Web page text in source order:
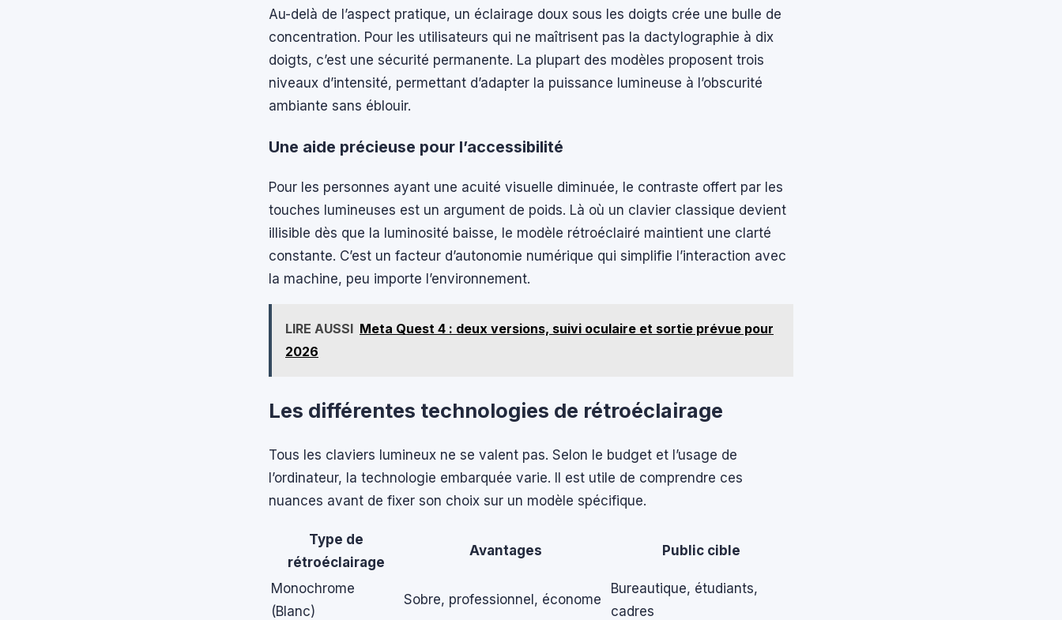
Au-delà de l’aspect pratique, un éclairage doux sous les doigts crée une bulle de
concentration. Pour les utilisateurs qui ne maîtrisent pas la dactylographie à dix
doigts, c’est une sécurité permanente. La plupart des modèles proposent trois
niveaux d’intensité, permettant d’adapter la puissance lumineuse à l’obscurité
ambiante sans éblouir.
Une aide précieuse pour l’accessibilité
Pour les personnes ayant une acuité visuelle diminuée, le contraste offert par les
touches lumineuses est un argument de poids. Là où un clavier classique devient
illisible dès que la luminosité baisse, le modèle rétroéclairé maintient une clarté
constante. C’est un facteur d’autonomie numérique qui simplifie l’interaction avec
la machine, peu importe l’environnement.
LIRE AUSSI Meta Quest 4 : deux versions, suivi oculaire et sortie prévue pour
2026
Les différentes technologies de rétroéclairage
Tous les claviers lumineux ne se valent pas. Selon le budget et l’usage de
l’ordinateur, la technologie embarquée varie. Il est utile de comprendre ces
nuances avant de fixer son choix sur un modèle spécifique.
Type de
rétroéclairage
Avantages Public cible
Monochrome
(Blanc)
Sobre, professionnel, économe
Bureautique, étudiants,
cadres